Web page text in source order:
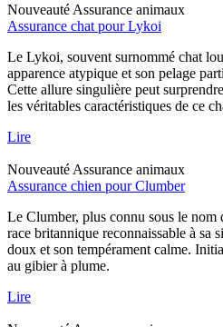
Nouveauté Assurance animaux
Assurance chat pour Lykoi
Le Lykoi, souvent surnommé chat
apparence atypique et son pelage
Cette allure singulière peut
les véritables caractéristiques de ce
Lire
Nouveauté Assurance animaux
Assurance chien pour Clumber
Le Clumber, plus connu sous le nom
race britannique reconnaissable à sa
doux et son tempérament calme.
au gibier à plume.
Lire